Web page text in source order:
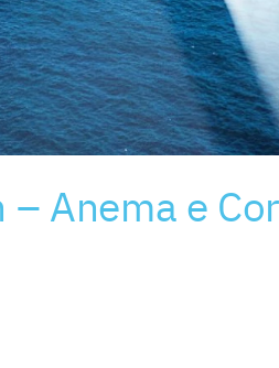
Anema e